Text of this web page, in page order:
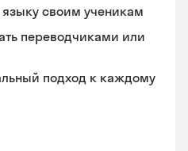
своим ученикам
переводчиками или
подход к каждому